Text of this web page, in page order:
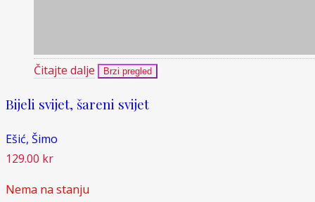
Čitajte dalje Brzi pregled
Bijeli svijet, šareni svijet
Ešić, Šimo
129.00 kr
Nema na stanju